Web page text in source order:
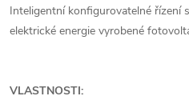
Inteligentní konfigurovatelné řízení
elektrické energie vyrobené
VLASTNOSTI: